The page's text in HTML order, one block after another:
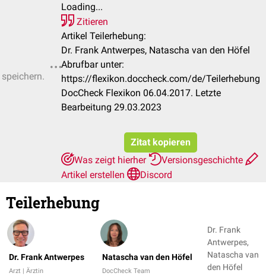
Loading...
Zitieren
Artikel Teilerhebung:
Dr. Frank Antwerpes, Natascha van den Höfel
Abrufbar unter:
https://flexikon.doccheck.com/de/Teilerhebung
DocCheck Flexikon 06.04.2017. Letzte
Bearbeitung 29.03.2023
Zitat kopieren
Was zeigt hierher
Versionsgeschichte
Artikel erstellen
Discord
Teilerhebung
Dr. Frank Antwerpes
Arzt | Ärztin
Natascha van den Höfel
DocCheck Team
Dr. Frank
Antwerpes,
Natascha van
den Höfel